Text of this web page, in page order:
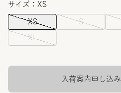
サイズ：XS
XS S
XL
入荷案内申し込み